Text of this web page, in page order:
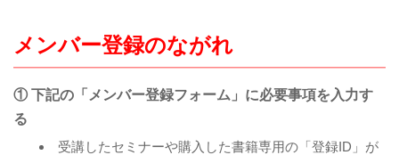
メンバー登録のながれ
① 下記の「メンバー登録フォーム」に必要事項を入力す
る
​受講したセミナーや購入した書籍専用の「登録ID」が